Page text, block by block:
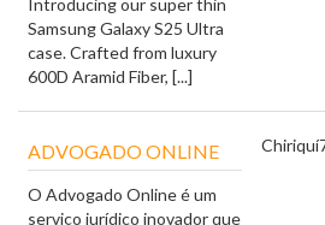
Introducing our super thin
Samsung Galaxy S25 Ultra
case. Crafted from luxury
600D Aramid Fiber, [...]
ADVOGADO ONLINE
O Advogado Online é um
serviço jurídico inovador que
Chiriquí